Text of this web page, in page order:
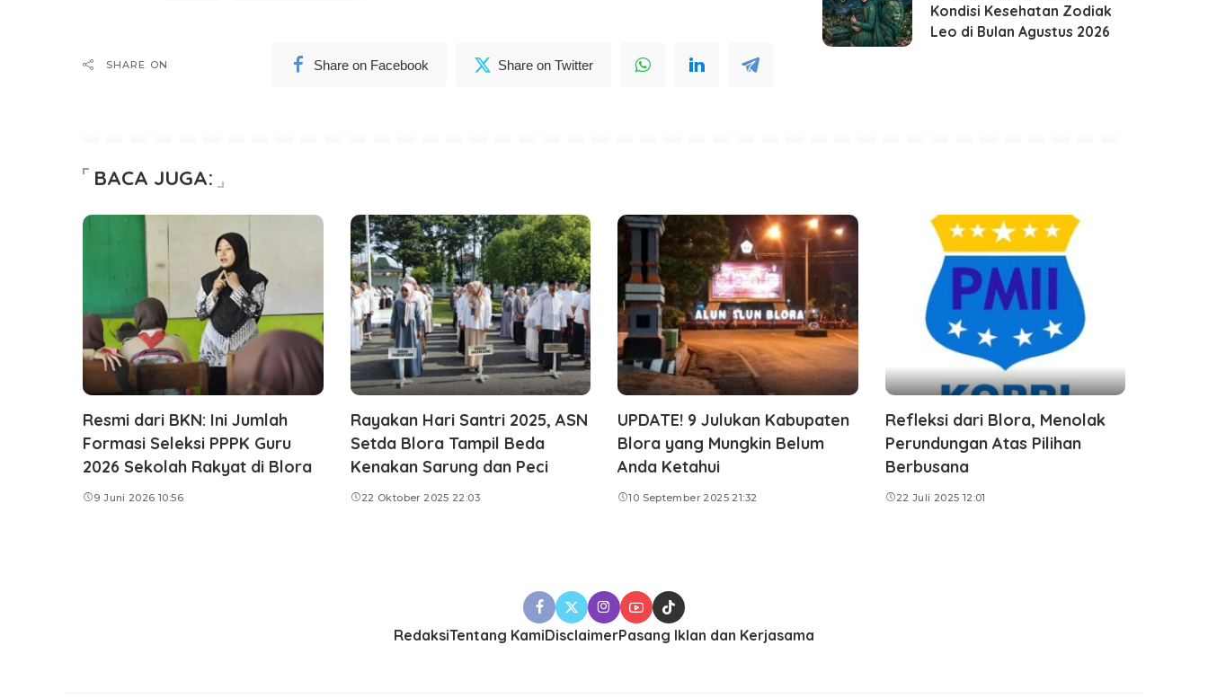
SHARE ON Share on Facebook Share on Twitter
Kondisi Kesehatan Zodiak
Leo di Bulan Agustus 2026
BACA JUGA:
Resmi dari BKN: Ini Jumlah
Formasi Seleksi PPPK Guru
2026 Sekolah Rakyat di Blora
9 Juni 2026 10:56
Rayakan Hari Santri 2025, ASN
Setda Blora Tampil Beda
Kenakan Sarung dan Peci
22 Oktober 2025 22:03
UPDATE! 9 Julukan Kabupaten
Blora yang Mungkin Belum
Anda Ketahui
10 September 2025 21:32
Refleksi dari Blora, Menolak
Perundungan Atas Pilihan
Berbusana
22 Juli 2025 12:01
RedaksiTentang KamiDisclaimerPasang Iklan dan Kerjasama